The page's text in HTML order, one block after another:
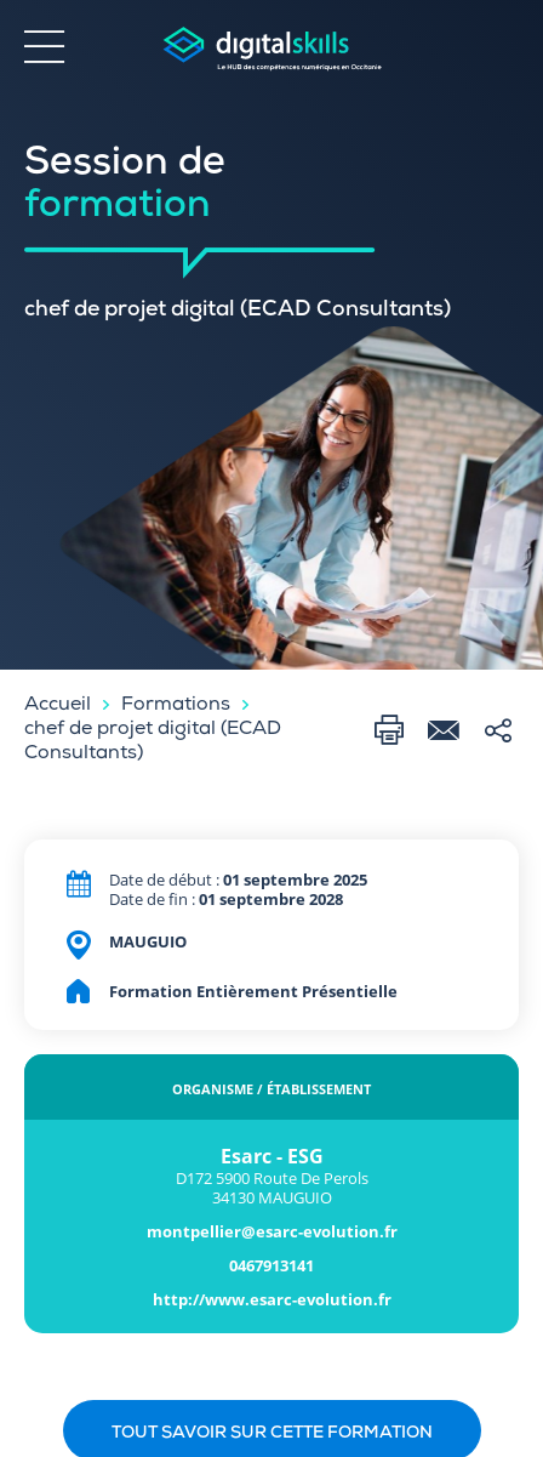
Accessibilité
Session de
formation
chef de projet digital (ECAD Consultants)
Accueil
Formations
chef de projet digital (ECAD
Consultants)
Date de début :01 septembre 2025
Date de fin :01 septembre 2028
MAUGUIO
Formation Entièrement Présentielle
ORGANISME / ÉTABLISSEMENT
Esarc - ESG
D172 5900 Route De Perols
34130 MAUGUIO
montpellier@esarc-evolution.fr
0467913141
http://www.esarc-evolution.fr
TOUT SAVOIR SUR CETTE FORMATION